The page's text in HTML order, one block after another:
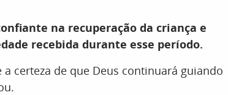
na recuperação da criança e
recebida durante esse período.
certeza de que Deus continuará guiando